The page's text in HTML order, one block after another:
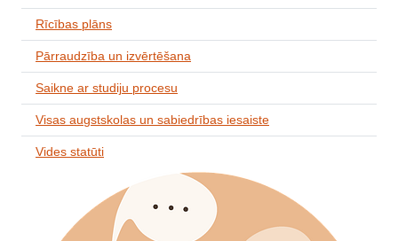
Rīcības plāns
Pārraudzība un izvērtēšana
Saikne ar studiju procesu
Visas augstskolas un sabiedrības iesaiste
Vides statūti